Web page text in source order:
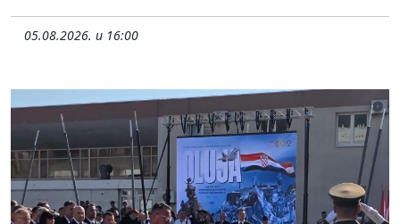
05.08.2026. u 16:00